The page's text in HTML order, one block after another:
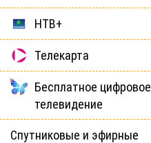
НТВ+
Телекарта
Бесплатное цифровое
телевидение
Спутниковые и эфирные